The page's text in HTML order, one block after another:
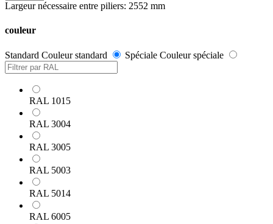
Largeur nécessaire entre piliers: 2552 mm
couleur
Standard Couleur standard Spéciale Couleur spéciale
RAL 1015
RAL 3004
RAL 3005
RAL 5003
RAL 5014
RAL 6005